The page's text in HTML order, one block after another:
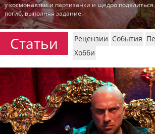
пїЅпїЅпїЅ
пїЅпїЅпїЅ
пїЅпїЅпїЅпїЅпїЅпїЅпїЅпїЅпїЅ
пїЅпїЅпїЅ пїЅпїЅпїЅпїЅпїЅ
пїЅпїЅпїЅ пїЅпїЅпїЅпїЅпїЅпїЅ
пїЅпїЅпїЅпїЅпїЅ
у космонавтки и партизанки и щедро
погиб, выполняя задание.
Статьи Рецензии События
Хобби